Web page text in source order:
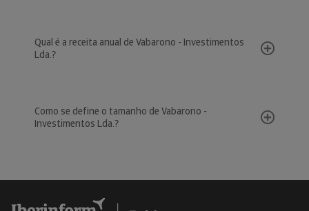
Qual é a receita anual de Vabarono - Investimentos
Lda.?
Como se define o tamanho de Vabarono -
Investimentos Lda.?